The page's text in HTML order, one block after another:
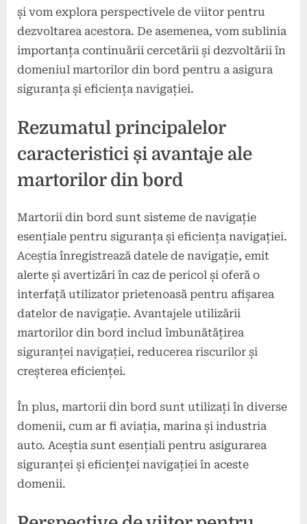
și vom explora perspectivele de viitor pentru
dezvoltarea acestora. De asemenea, vom sublinia
importanța continuării cercetării și dezvoltării în
domeniul martorilor din bord pentru a asigura
siguranța și eficiența navigației.
Rezumatul principalelor
caracteristici și avantaje ale
martorilor din bord
Martorii din bord sunt sisteme de navigație
esențiale pentru siguranța și eficiența navigației.
Aceștia înregistrează datele de navigație, emit
alerte și avertizări în caz de pericol și oferă o
interfață utilizator prietenoasă pentru afișarea
datelor de navigație. Avantajele utilizării
martorilor din bord includ îmbunătățirea
siguranței navigației, reducerea riscurilor și
creșterea eficienței.
În plus, martorii din bord sunt utilizați în diverse
domenii, cum ar fi aviația, marina și industria
auto. Aceștia sunt esențiali pentru asigurarea
siguranței și eficienței navigației în aceste
domenii.